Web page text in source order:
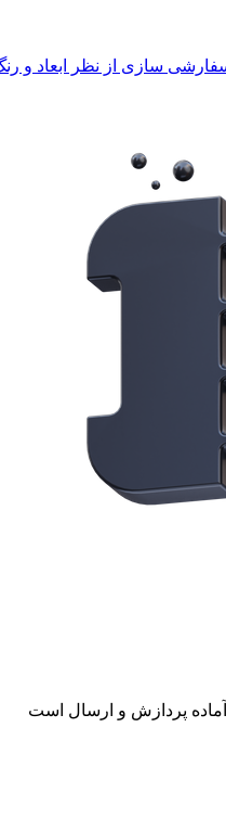
سازی از نظر ابعاد و
آماده پردازش و ارسال است